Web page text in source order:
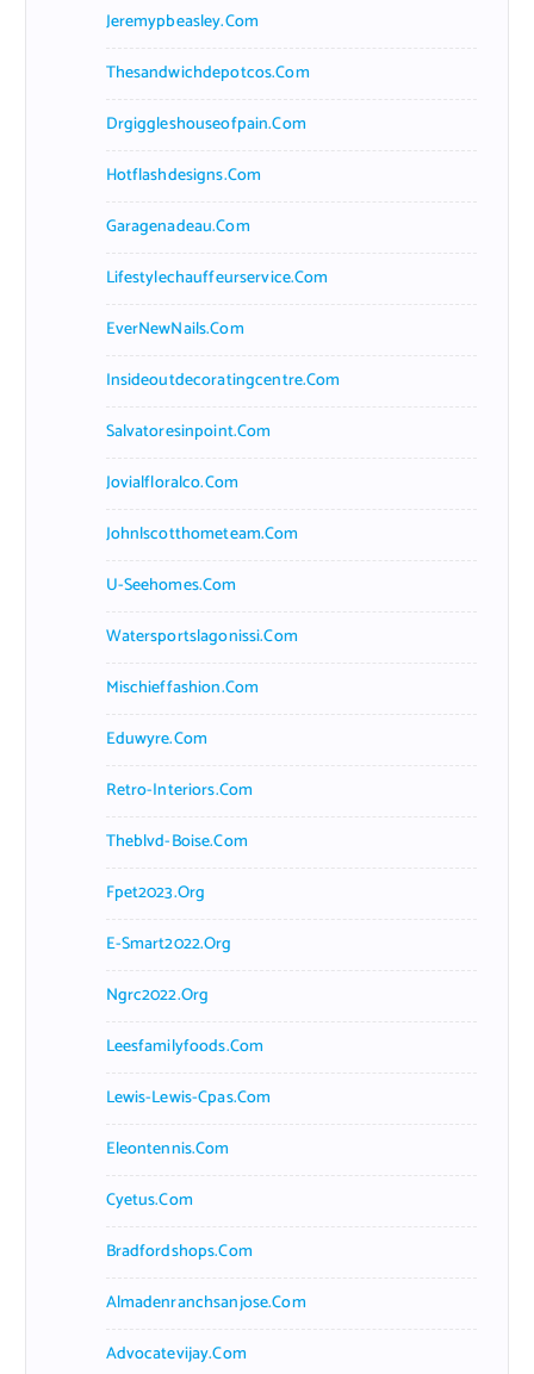
Jeremypbeasley.com
Thesandwichdepotcos.com
Drgiggleshouseofpain.com
Hotflashdesigns.com
Garagenadeau.com
Lifestylechauffeurservice.com
EverNewNails.com
Insideoutdecoratingcentre.com
Salvatoresinpoint.com
Jovialfloralco.com
Johnlscotthometeam.com
U-Seehomes.com
Watersportslagonissi.com
Mischieffashion.com
Eduwyre.com
Retro-Interiors.com
Theblvd-Boise.com
Fpet2023.org
E-Smart2022.org
Ngrc2022.org
Leesfamilyfoods.com
Lewis-Lewis-Cpas.com
Eleontennis.com
Cyetus.com
Bradfordshops.com
Almadenranchsanjose.com
Advocatevijay.com